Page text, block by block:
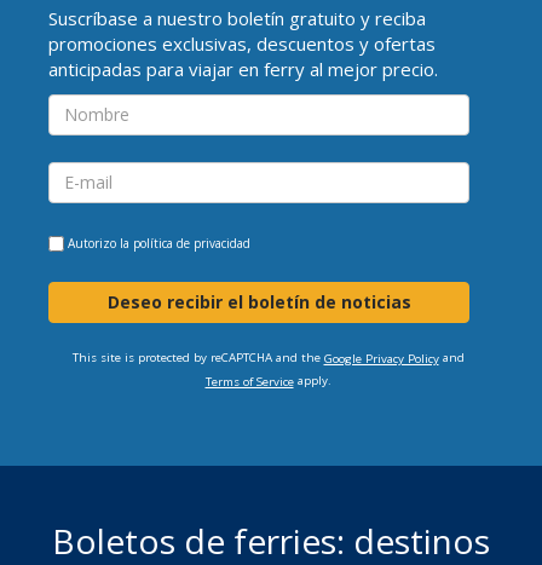
Suscríbase a nuestro boletín gratuito y reciba
promociones exclusivas, descuentos y ofertas
anticipadas para viajar en ferry al mejor precio.
Autorizo la política de privacidad
Deseo recibir el boletín de noticias
This site is protected by reCAPTCHA and the Google Privacy Policyand
Terms of Serviceapply.
Boletos de ferries: destinos